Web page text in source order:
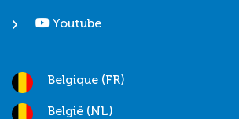
Youtube
Belgique (FR)
België (NL)